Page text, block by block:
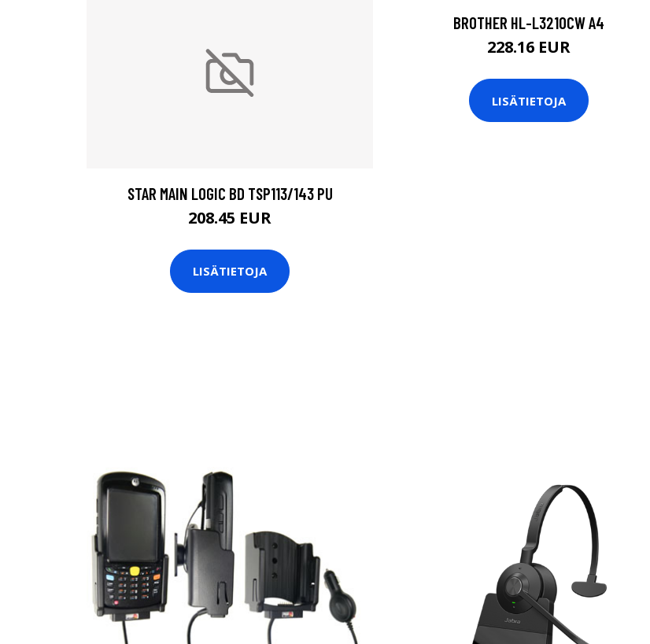
STAR MAIN LOGIC BD TSP113/143 PU
208.45 EUR
LISÄTIETOJA
BROTHER HL-L3210CW A4
228.16 EUR
LISÄTIETOJA